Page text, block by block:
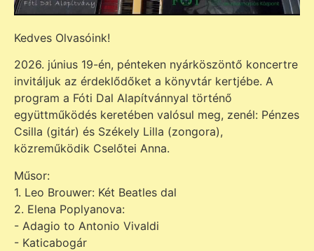
Kedves Olvasóink!
2026. június 19-én, pénteken nyárköszöntő koncertre
invitáljuk az érdeklődőket a könyvtár kertjébe. A
program a Fóti Dal Alapítvánnyal történő
együttműködés keretében valósul meg, zenél: Pénzes
Csilla (gitár) és Székely Lilla (zongora),
közreműködik Cselőtei Anna.
Műsor:
1. Leo Brouwer: Két Beatles dal
2. Elena Poplyanova:
- Adagio to Antonio Vivaldi
- Katicabogár